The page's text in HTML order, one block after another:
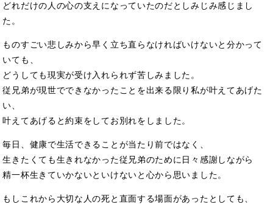
どれだけの人の心の支えになっていたのだとしみじみ感じまし
た。
ものすごい悲しみから早く立ち直らなければいけないと分かって
いても、
どうしても現実が受け入れられず苦しみました。
従兄弟が現世でできなかったことを出来る限り私が叶えてあげた
い、
叶えてあげると約束をしてお別れをしました。
毎日、健康で生活できることが当たり前ではなく、
生きたくても生きれなかった従兄弟のために日々感謝しながら
精一杯生きていかないといけないと心から思いました。
もしこれから大切な人の死と直面する場面があったとしても、